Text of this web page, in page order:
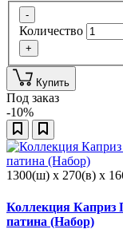
-
Количество
+
Купить
Под заказ
-10%
1300(ш) x 270(в) x
Коллекция Каприз
патина (Набор)